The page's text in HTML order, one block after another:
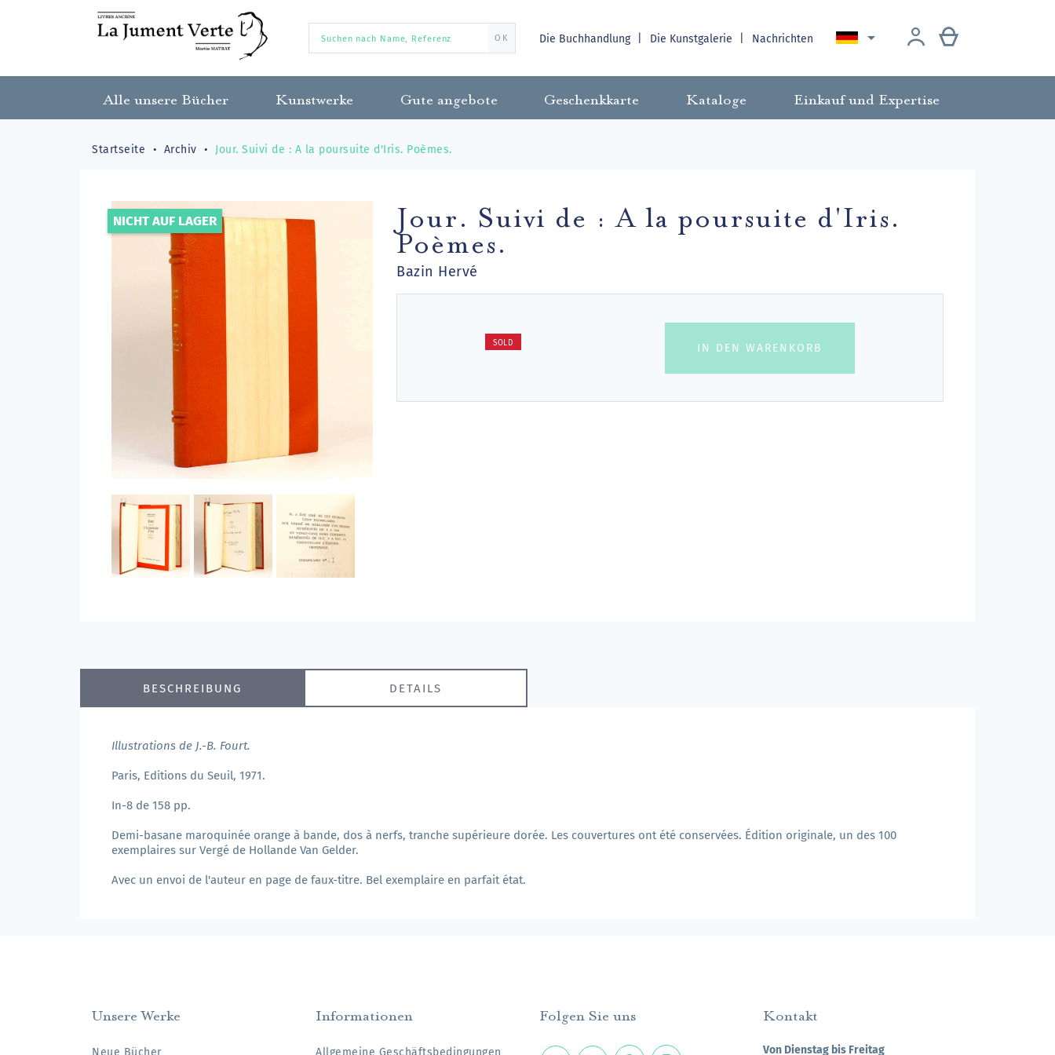
OK Die Buchhandlung Die Kunstgalerie Nachrichten 
Alle unsere Bücher Kunstwerke Gute angebote Geschenkkarte Kataloge Einkauf und Expertise
Startseite Archiv Jour. Suivi de : A la poursuite d'Iris. Poèmes.
NICHT AUF LAGER Jour. Suivi de : A la poursuite d'Iris.
Poèmes.
Bazin Hervé
SOLD IN DEN WARENKORB
BESCHREIBUNG DETAILS
Illustrations de J.-B. Fourt.
Paris, Editions du Seuil, 1971.
In-8 de 158 pp.
Demi-basane maroquinée orange à bande, dos à nerfs, tranche supérieure dorée. Les couvertures ont été conservées. Édition originale, un des 100
exemplaires sur Vergé de Hollande Van Gelder.
Avec un envoi de l'auteur en page de faux-titre. Bel exemplaire en parfait état.
Unsere Werke
Neue Bücher
Informationen
Allgemeine Geschäftsbedingungen
Folgen Sie uns Kontakt
Von Dienstag bis Freitag